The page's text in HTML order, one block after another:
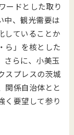
ードとした取り
中、観光需要は
していることか
ら」を核とした
さらに、小美玉
スプレスの茨城
関係自治体とと
く要望して参り